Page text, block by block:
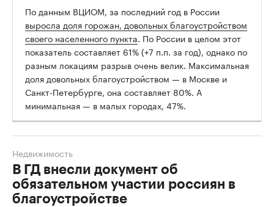
По данным ВЦИОМ, за последний год в России
выросла доля горожан, довольных благоустройством
своего населенного пункта. По России в целом этот
показатель составляет 61% (+7 п.п. за год), однако по
разным локациям разрыв очень велик. Максимальная
доля довольных благоустройством — в Москве и
Санкт-Петербурге, она составляет 80%. А
минимальная — в малых городах, 47%.
В ГД внесли документ об
обязательном участии россиян в
благоустройстве
Недвижимость